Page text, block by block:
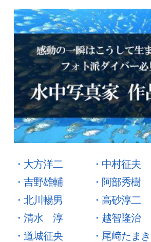
・大方洋二
・中村征夫
・吉野雄輔
・阿部秀樹
・北川暢男
・高砂淳二
・清水 淳
・越智隆治
・道城征央
・尾﨑たまき